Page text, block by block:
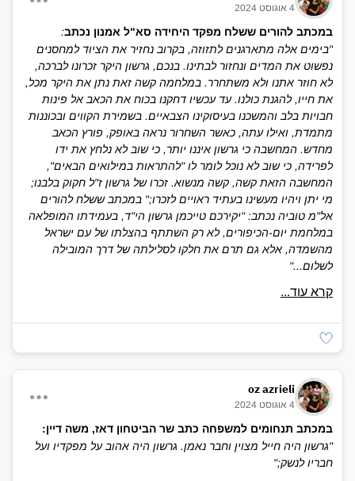
4 אוגוסט 2024
במכתב להורים ששלח מפקד היחידה סא"ל אמנון נכתב:
"בימים אלה מתארגנים לתזוזה, בקרוב נחזיר את הציוד למחסנים
נפשוט את המדים ונחזור לבתינו. בנכם, גרשון היקר זכרונו לברכה,
לא חוזר אתנו ולא משתחרר. במלחמה קשה זאת נתן את היקר מכל,
את חייו, להגנת כולנו. עד עכשיו דחקנו בכוח את הכאב אל פינות
חבויות בלב והמשכנו בעיסוקינו הצבאיים. בשמירת הקווים ובכוננות
מתמדת, ואילו עתה, כאשר השחרור נראה באופק, פורץ הכאב
מחדש. המחשבה כי גרשון איננו יותר, כי שוב לא נלחץ את ידו
לפרידה, כי שוב לא נוכל לומר לו "להתראות במילואים הבאים",
המחשבה הזאת קשה, קשה מנשוא. זכרו של גרשון ז"ל חקוק בלבנו;
מי יתן ויהיו מעשינו בעתיד ראויים לזכרו;" במכתב ששלח להורים
אל"מ טוביה נכתב: "יקירכם טייכמן גרשון הי"ד, בעמידתו המופלאה
במלחמת יום-הכיפורים, לא רק השתתף בהצלתו של עם ישראל
מהשמדה, אלא גם תרם את חלקו לסלילתה של דרך המובילה
לשלום..."
קרא עוד...
oz azrieli
4 אוגוסט 2024
במכתב תנחומים למשפחה כתב שר הביטחון דאז, משה דיין:
"גרשון היה חייל מצוין וחבר נאמן. גרשון היה אהוב על מפקדיו ועל
חבריו לנשק;"